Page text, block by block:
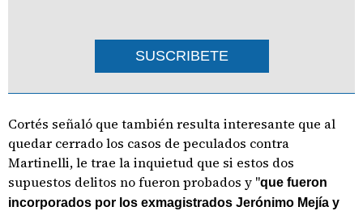
SUSCRIBETE
Cortés señaló que también resulta interesante que al
quedar cerrado los casos de peculados contra
Martinelli, le trae la inquietud que si estos dos
supuestos delitos no fueron probados y "que fueron
incorporados por los exmagistrados Jerónimo Mejía y